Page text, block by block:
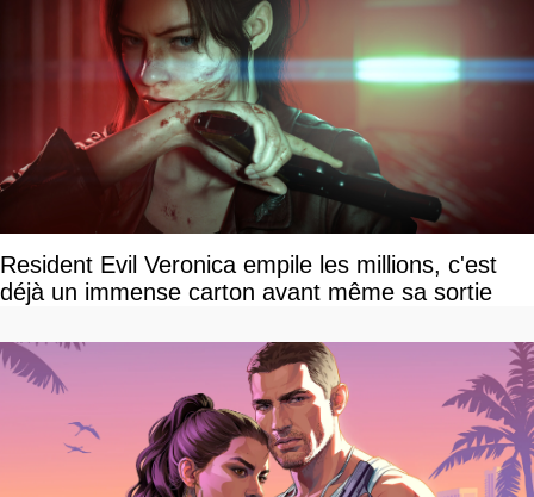
Resident Evil Veronica empile les millions, c'est
déjà un immense carton avant même sa sortie